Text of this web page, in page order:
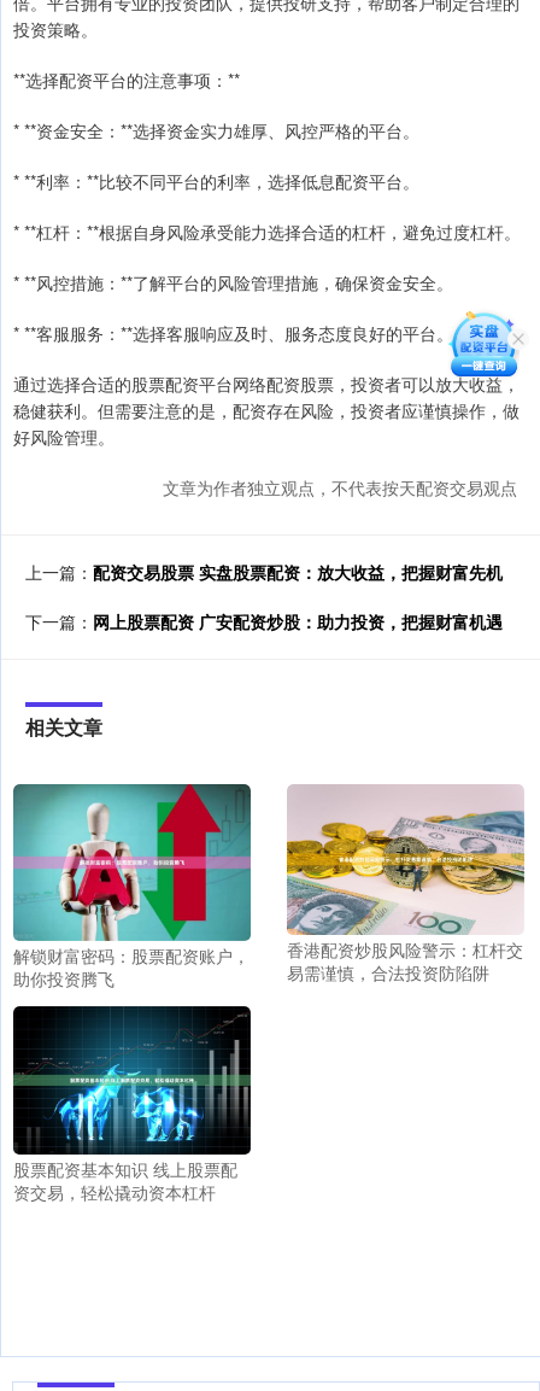
投资策略。
**选择配资平台的注意事项：**
* **资金安全：**选择资金实力雄厚、风控严格的平台。
* **利率：**比较不同平台的利率，选择低息配资平台。
* **杠杆：**根据自身风险承受能力选择合适的杠杆，避免过度杠杆。
* **风控措施：**了解平台的风险管理措施，确保资金安全。
* **客服服务：**选择客服响应及时、服务态度良好的平台。
通过选择合适的股票配资平台网络配资股票，投资者可以放大收益，
稳健获利。但需要注意的是，配资存在风险，投资者应谨慎操作，做
好风险管理。
文章为作者独立观点，不代表按天配资交易观点
上一篇： 配资交易股票 实盘股票配资：放大收益，把握财富先机
下一篇： 网上股票配资 广安配资炒股：助力投资，把握财富机遇
相关文章
解锁财富密码：股票配资账户，
助你投资腾飞
香港配资炒股风险警示：杠杆交
易需谨慎，合法投资防陷阱
股票配资基本知识 线上股票配
资交易，轻松撬动资本杠杆